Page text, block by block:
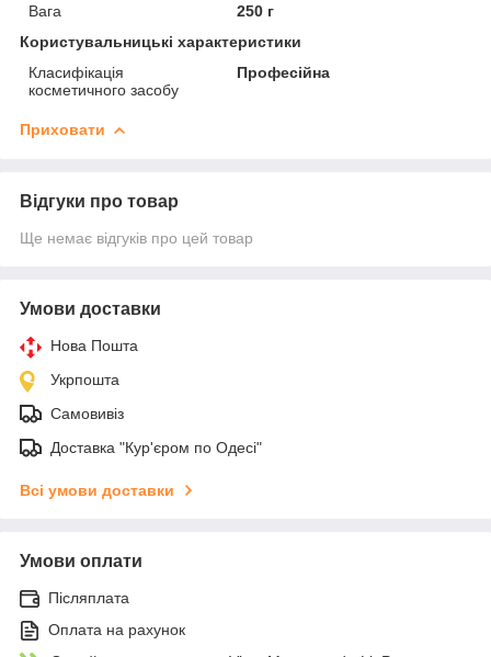
Вага
250 г
Користувальницькі характеристики
Класифікація
косметичного засобу
Професійна
Приховати
Відгуки про товар
Ще немає відгуків про цей товар
Умови доставки
Нова Пошта
Укрпошта
Самовивіз
Доставка "Кур'єром по Одесі"
Всі умови доставки
Умови оплати
Післяплата
Оплата на рахунок